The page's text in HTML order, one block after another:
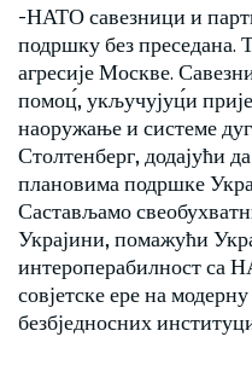
-НАТО савезници и
подршку без преседана.
агресије Москве.
помоц́, укључујуц́и
наоружање и системе
Столтенберг, додајући
плановима подршке
Састављамо
Украјини, помажући
интероперабилност са
совјетске ере на
безбједносних